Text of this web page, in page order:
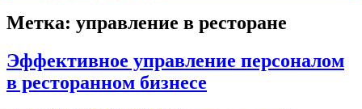
Метка: управление в ресторане
Эффективное управление персоналом
в ресторанном бизнесе